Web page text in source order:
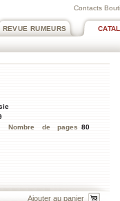
Contacts
REVUE RUMEURS
Nombre de pages 80